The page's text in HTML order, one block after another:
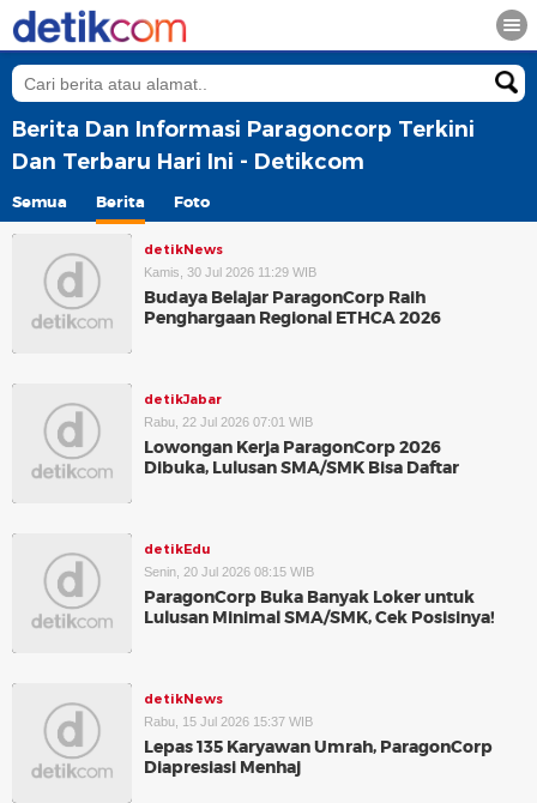
Berita Dan Informasi Paragoncorp Terkini
Dan Terbaru Hari Ini - Detikcom
Semua Berita Foto
detikNews
Kamis, 30 Jul 2026 11:29 WIB
Budaya Belajar ParagonCorp Raih
Penghargaan Regional ETHCA 2026
detikJabar
Rabu, 22 Jul 2026 07:01 WIB
Lowongan Kerja ParagonCorp 2026
Dibuka, Lulusan SMA/SMK Bisa Daftar
detikEdu
Senin, 20 Jul 2026 08:15 WIB
ParagonCorp Buka Banyak Loker untuk
Lulusan Minimal SMA/SMK, Cek Posisinya!
detikNews
Rabu, 15 Jul 2026 15:37 WIB
Lepas 135 Karyawan Umrah, ParagonCorp
Diapresiasi Menhaj